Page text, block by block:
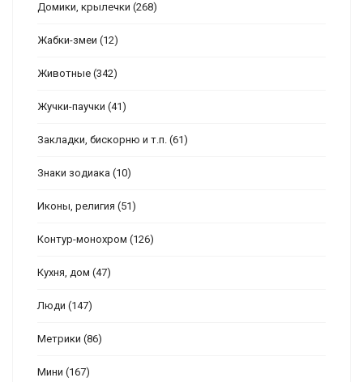
Домики, крылечки (268)
Жабки-змеи (12)
Животные (342)
Жучки-паучки (41)
Закладки, бискорню и т.п. (61)
Знаки зодиака (10)
Иконы, религия (51)
Контур-монохром (126)
Кухня, дом (47)
Люди (147)
Метрики (86)
Мини (167)